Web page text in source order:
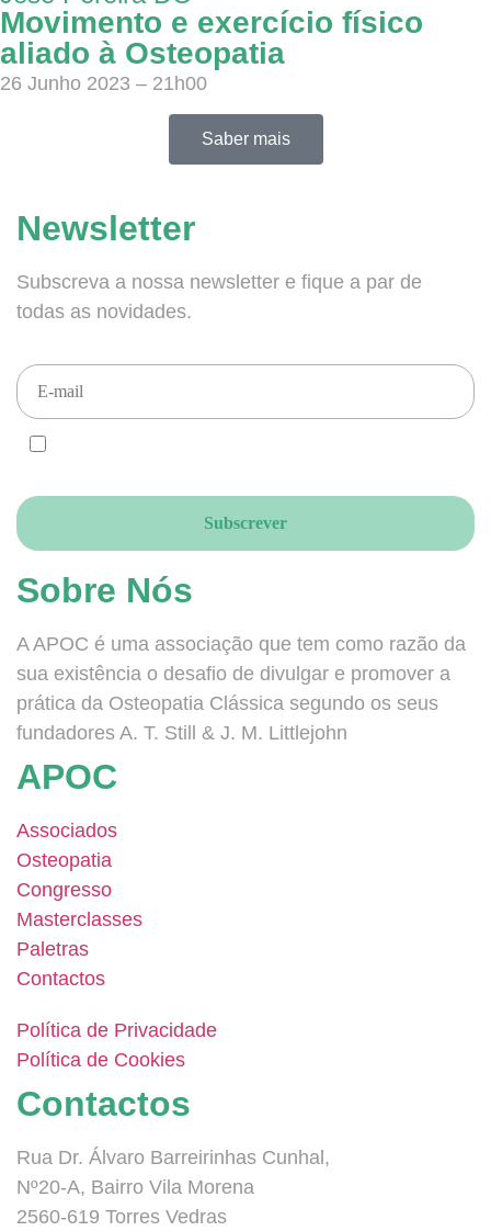
Movimento e exercício físico
aliado à Osteopatia
26 Junho 2023 – 21h00
Saber mais
Newsletter
Subscreva a nossa newsletter e fique a par de
todas as novidades.
Sobre Nós
A APOC é uma associação que tem como razão da
sua existência o desafio de divulgar e promover a
prática da Osteopatia Clássica segundo os seus
fundadores A. T. Still & J. M. Littlejohn
APOC
Associados
Osteopatia
Congresso
Masterclasses
Paletras
Contactos
Política de Privacidade
Política de Cookies
Contactos
Rua Dr. Álvaro Barreirinhas Cunhal,
Nº20-A, Bairro Vila Morena
2560-619 Torres Vedras